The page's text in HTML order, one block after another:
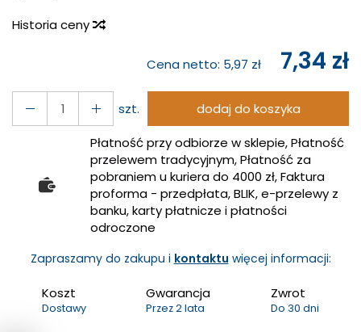
Historia ceny
Cena netto: 5,97 zł 7,34 zł
szt.
dodaj do koszyka
Płatność przy odbiorze w sklepie, Płatność
przelewem tradycyjnym, Płatność za
pobraniem u kuriera do 4000 zł, Faktura
proforma - przedpłata, BLIK, e-przelewy z
banku, karty płatnicze i płatności
odroczone
Zapraszamy do zakupu i kontaktu więcej informacji:
Koszt
Dostawy
Gwarancja
Przez 2 lata
Zwrot
Do 30 dni